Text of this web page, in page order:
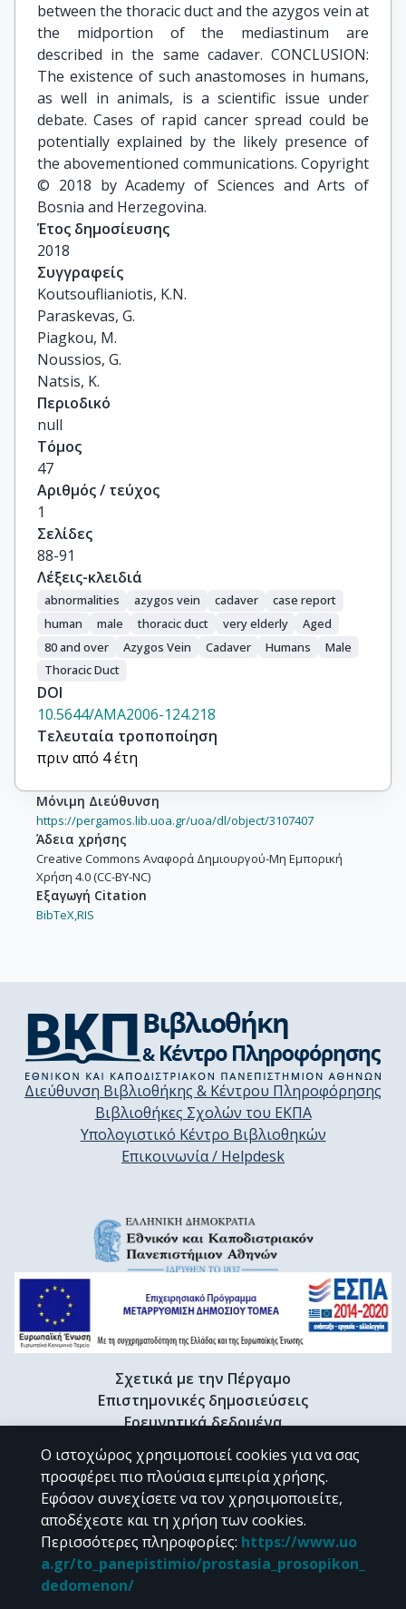
between the thoracic duct and the azygos vein at
the midportion of the mediastinum are
described in the same cadaver. CONCLUSION:
The existence of such anastomoses in humans,
as well in animals, is a scientific issue under
debate. Cases of rapid cancer spread could be
potentially explained by the likely presence of
the abovementioned communications. Copyright
© 2018 by Academy of Sciences and Arts of
Bosnia and Herzegovina.
Έτος δημοσίευσης
2018
Συγγραφείς
Koutsouflianiotis, K.N.
Paraskevas, G.
Piagkou, M.
Noussios, G.
Natsis, K.
Περιοδικό
null
Τόμος
47
Αριθμός / τεύχος
1
Σελίδες
88-91
Λέξεις-κλειδιά
abnormalities azygos vein cadaver
case report
human
male thoracic duct very elderly
Aged
80 and over
Azygos Vein Cadaver Humans
Male
Thoracic Duct
DOI
10.5644/AMA2006-124.218
Τελευταία τροποποίηση
πριν από 4 έτη
Μόνιμη Διεύθυνση
https://pergamos.lib.uoa.gr/uoa/dl/object/3107407
Άδεια χρήσης
Creative Commons Αναφορά Δημιουργού-Μη Εμπορική
Χρήση 4.0 (CC-BY-NC)
Εξαγωγή Citation
BibTeX,RIS
Διεύθυνση Βιβλιοθήκης & Κέντρου Πληροφόρησης
Βιβλιοθήκες Σχολών του ΕΚΠΑ
Υπολογιστικό Κέντρο Βιβλιοθηκών
Επικοινωνία / Helpdesk
Σχετικά με την Πέργαμο
Επιστημονικές δημοσιεύσεις
Ερευνητικά δεδομένα
Διδακτορικές διατριβές & Γκρίζα βιβλιογραφία
Προφίλ Ερευνητή
CC BY-NC 4.0
Εκτός αν αναφέρεται διαφορετικά, το υλικό της "Περγάμου" διατίθεται
Ο ιστοχώρος χρησιμοποιεί cookies για να σας
προσφέρει πιο πλούσια εμπειρία χρήσης.
Εφόσον συνεχίσετε να τον χρησιμοποιείτε,
αποδέχεστε και τη χρήση των cookies.
Περισσότερες πληροφορίες: https://www.uo
a.gr/to_panepistimio/prostasia_prosopikon_
dedomenon/